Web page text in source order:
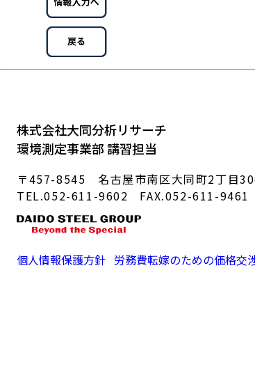
株式会社大同分析リサーチ
環境測定事業部 講習担当
〒457-8545 名古屋市南区大同町2丁目
TEL.052-611-9602 FAX.052-611-9461
個人情報保護方針 労務費転嫁のための価格交